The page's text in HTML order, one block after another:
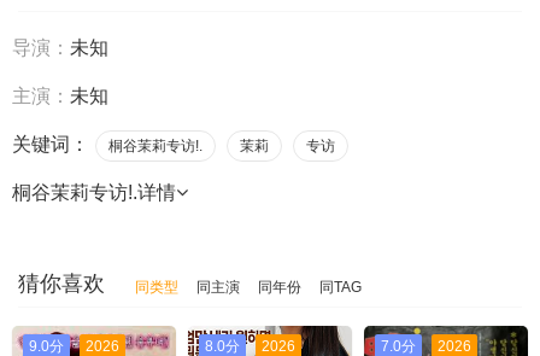
导演： 未知
主演： 未知
关键词： 桐谷茉莉专访!. 茉莉 专访
桐谷茉莉专访!.详情
猜你喜欢 同类型 同主演 同年份 同TAG
9.0分 2026 8.0分 2026 7.0分 2026